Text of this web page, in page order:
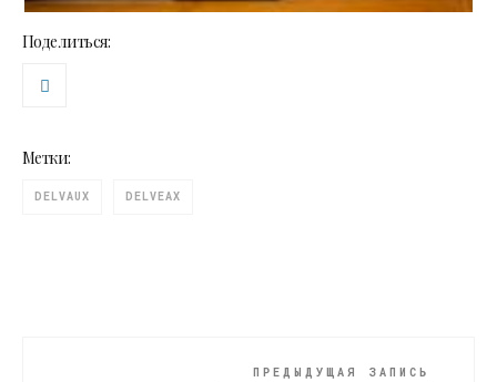
Поделиться:
Метки:
DELVAUX DELVEAX
ПРЕДЫДУЩАЯ ЗАПИСЬ